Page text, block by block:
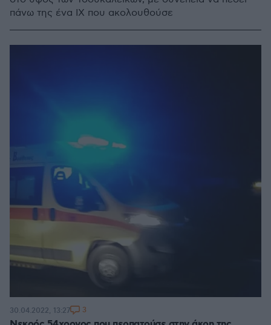
πάνω της ένα ΙΧ που ακολουθούσε
30.04.2022, 13:27 3